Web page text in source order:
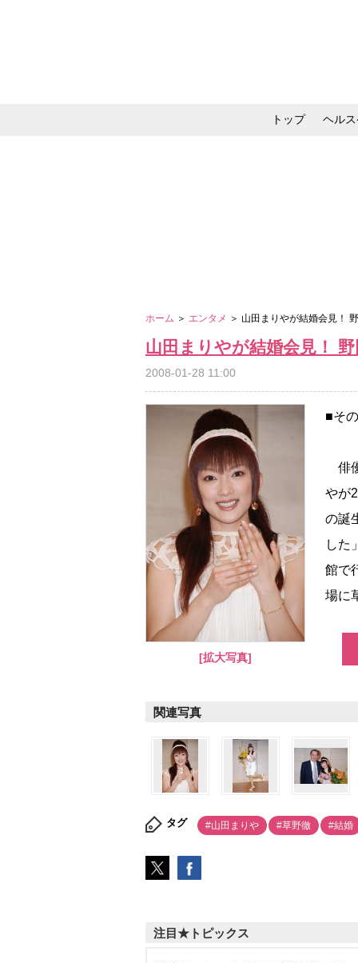
トップ ヘル
ホーム ＞ エンタメ ＞ 山田まりやが結婚会見！
山田まりやが結婚会見！
2008-01-28 11:00
[拡大写真]
■そ
俳
が28
の誕
した
館で
場に
関連写真
タグ #山田まり #草野徹 #結婚
注目★トピックス